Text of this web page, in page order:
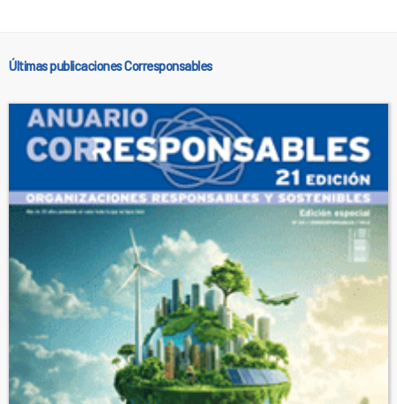
Últimas publicaciones Corresponsables